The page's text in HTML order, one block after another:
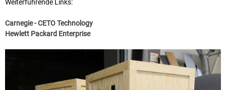
Weiterführende Links:
Carnegie - CETO Technology
Hewlett Packard Enterprise